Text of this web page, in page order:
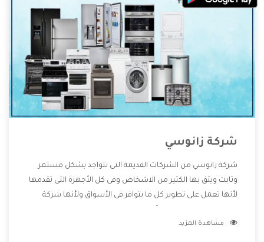
شركة زانوسي
شركة زانوسي من الشركات القديمة التى تتواجد بشكل مستمر
وثابت ويثق بها الكثير من الاشخاص وفى كل الأجهزة التى تقدمها
لأنها تعمل على تطوير كل ما يتوافر فى الأسواق ولأنها شركة
وتقدم للعملاء أقوى العروض والخصومات التى تسهل على
مشاهدة المزيد